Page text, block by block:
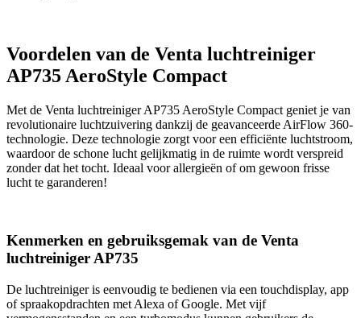
Voordelen van de Venta luchtreiniger
AP735 AeroStyle Compact
Met de Venta luchtreiniger AP735 AeroStyle Compact geniet je van
revolutionaire luchtzuivering dankzij de geavanceerde AirFlow 360-
technologie. Deze technologie zorgt voor een efficiënte luchtstroom,
waardoor de schone lucht gelijkmatig in de ruimte wordt verspreid
zonder dat het tocht. Ideaal voor allergieën of om gewoon frisse
lucht te garanderen!
Kenmerken en gebruiksgemak van de Venta
luchtreiniger AP735
De luchtreiniger is eenvoudig te bedienen via een touchdisplay, app
of spraakopdrachten met Alexa of Google. Met vijf